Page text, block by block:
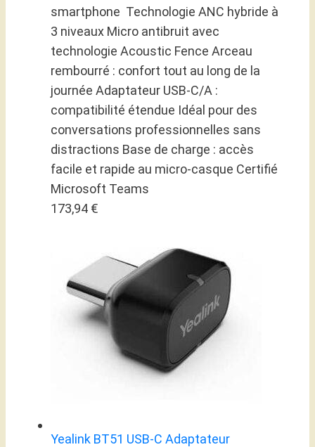
smartphone Technologie ANC hybride à
3 niveaux Micro antibruit avec
technologie Acoustic Fence Arceau
rembourré : confort tout au long de la
journée Adaptateur USB-C/A :
compatibilité étendue Idéal pour des
conversations professionnelles sans
distractions Base de charge : accès
facile et rapide au micro-casque Certifié
Microsoft Teams
173,94 €
Yealink BT51 USB-C Adaptateur